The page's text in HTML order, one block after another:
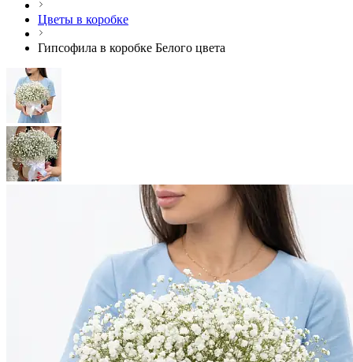
Цветы в коробке
Гипсофила в коробке Белого цвета